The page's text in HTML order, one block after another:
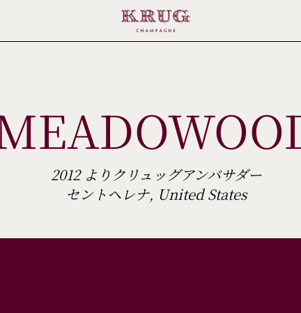
2012 よりクリュッグアンバサダー
セントヘレナ, United States